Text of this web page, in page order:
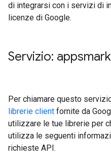
di integrarsi con i servizi di
licenze di Google.
Servizio:
Per chiamare questo
librerie client fornite da
utilizzare le tue librerie per
utilizza le seguenti
richieste API.